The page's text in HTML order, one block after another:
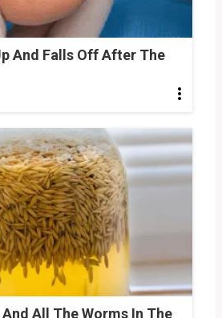
And Falls Off After The
All The Worms In The